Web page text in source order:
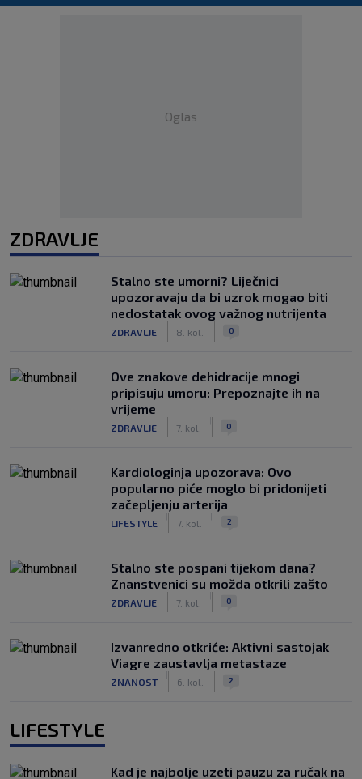
Oglas
ZDRAVLJE
Stalno ste umorni? Liječnici
upozoravaju da bi uzrok mogao biti
nedostatak ovog važnog nutrijenta
ZDRAVLJE 8. kol. 0
Ove znakove dehidracije mnogi
pripisuju umoru: Prepoznajte ih na
vrijeme
ZDRAVLJE 7. kol. 0
Kardiologinja upozorava: Ovo
popularno piće moglo bi pridonijeti
začepljenju arterija
LIFESTYLE 7. kol. 2
Stalno ste pospani tijekom dana?
Znanstvenici su možda otkrili zašto
ZDRAVLJE 7. kol. 0
Izvanredno otkriće: Aktivni sastojak
Viagre zaustavlja metastaze
ZNANOST 6. kol. 2
LIFESTYLE
Kad je najbolje uzeti pauzu za ručak na